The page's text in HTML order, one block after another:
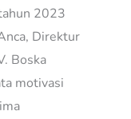
2023
Direktur
Boska
motivasi